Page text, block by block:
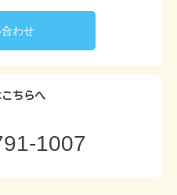
わせ
ちらへ
1007